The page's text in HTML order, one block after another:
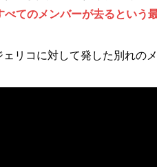
てのメンバーが去るという
リコに対して発した別れの